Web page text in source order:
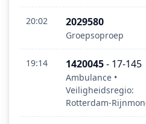
20:02 2029580
Groepsoproep
19:14 1420045- 17-145
Ambulance •
Veiligheidsregio:
Rotterdam-